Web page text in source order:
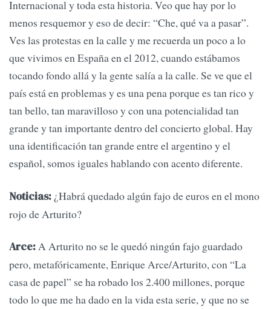
Internacional y toda esta historia. Veo que hay por lo
menos resquemor y eso de decir: “Che, qué va a pasar”.
Ves las protestas en la calle y me recuerda un poco a lo
que vivimos en España en el 2012, cuando estábamos
tocando fondo allá y la gente salía a la calle. Se ve que el
país está en problemas y es una pena porque es tan rico y
tan bello, tan maravilloso y con una potencialidad tan
grande y tan importante dentro del concierto global. Hay
una identificación tan grande entre el argentino y el
español, somos iguales hablando con acento diferente.
Noticias: ¿Habrá quedado algún fajo de euros en el mono
rojo de Arturito?
Arce:A Arturito no se le quedó ningún fajo guardado
pero, metafóricamente, Enrique Arce/Arturito, con “La
casa de papel” se ha robado los 2.400 millones, porque
todo lo que me ha dado en la vida esta serie, y que no se